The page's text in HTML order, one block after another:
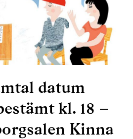
datum
kl. 18 –
Kinna